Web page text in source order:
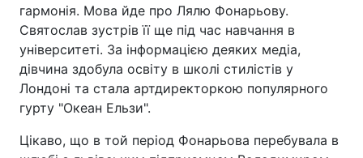
гармонія. Мова йде про Лялю Фонарьову.
Святослав зустрів її ще під час навчання в
університеті. За інформацією деяких медіа,
дівчина здобула освіту в школі стилістів у
Лондоні та стала артдиректоркою популярного
гурту "Океан Ельзи".
Цікаво, що в той період Фонарьова перебувала в